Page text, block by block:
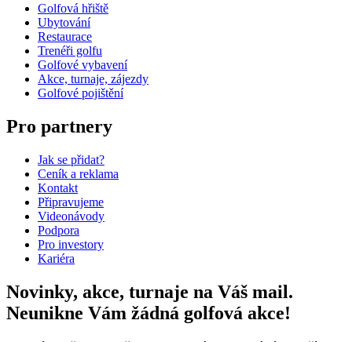
Golfová hřiště
Ubytování
Restaurace
Trenéři golfu
Golfové vybavení
Akce, turnaje, zájezdy
Golfové pojištění
Pro partnery
Jak se přidat?
Ceník a reklama
Kontakt
Připravujeme
Videonávody
Podpora
Pro investory
Kariéra
Novinky, akce, turnaje na Váš mail.
Neunikne Vám žádná golfová akce!